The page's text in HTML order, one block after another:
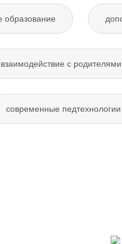
образование
взаимодействие с родителями
современные